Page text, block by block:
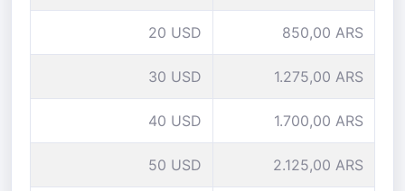
20 USD 850,00 ARS
30 USD 1.275,00 ARS
40 USD 1.700,00 ARS
50 USD 2.125,00 ARS